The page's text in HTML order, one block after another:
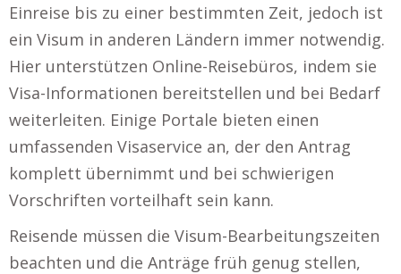
Einreise bis zu einer bestimmten Zeit, jedoch ist
ein Visum in anderen Ländern immer notwendig.
Hier unterstützen Online-Reisebüros, indem sie
Visa-Informationen bereitstellen und bei Bedarf
weiterleiten. Einige Portale bieten einen
umfassenden Visaservice an, der den Antrag
komplett übernimmt und bei schwierigen
Vorschriften vorteilhaft sein kann.
Reisende müssen die Visum-Bearbeitungszeiten
beachten und die Anträge früh genug stellen,